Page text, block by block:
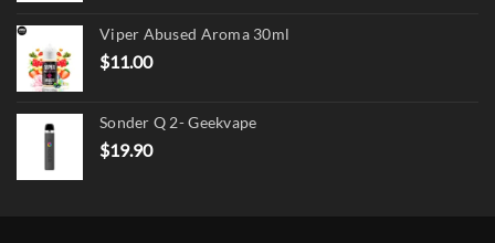
$17.90.$13.90.
Viper Abused Aroma 30ml
$11.00
Sonder Q 2- Geekvape
$19.90